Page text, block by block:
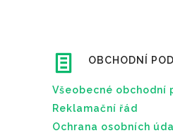
OBCHODNÍ
Všeobecné obchodní
Reklamační řád
Ochrana osobních